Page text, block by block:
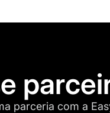
parceria com a